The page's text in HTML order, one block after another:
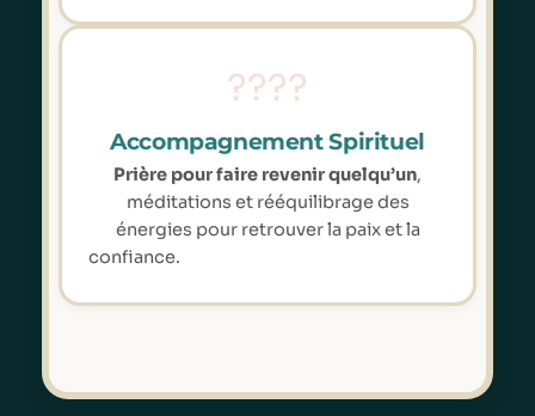
????️
Accompagnement Spirituel
Prière pour faire revenir quelqu’un,
méditations et rééquilibrage des
énergies pour retrouver la paix et la
confiance.